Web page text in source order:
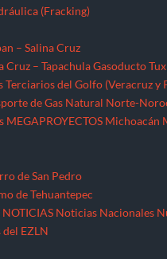
(Fracking)
– Salina Cruz
Cruz – Tapachula Gasoducto
Terciarios del Golfo (Veracruz y
de Gas Natural Norte-
MEGAPROYECTOS Michoacán
de San Pedro
de Tehuantepec
NOTICIAS Noticias Nacionales
del EZLN